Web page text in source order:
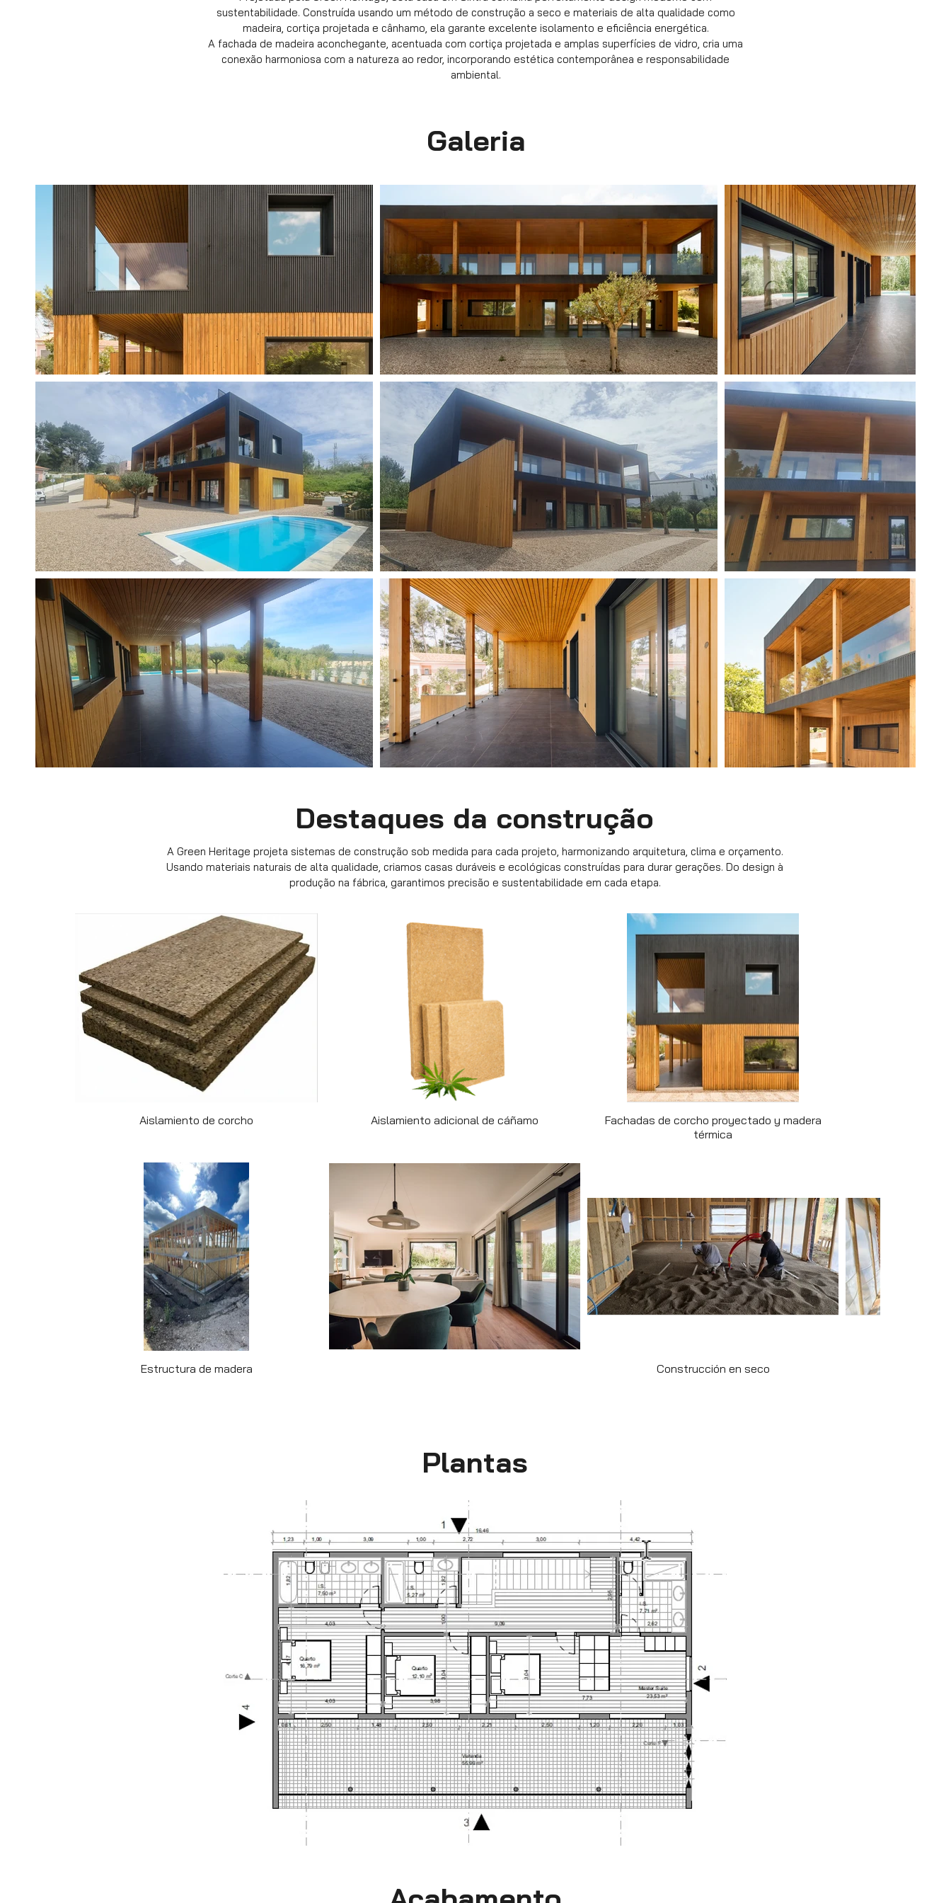
sustentabilidade. Construída usando um método de construção a seco e materiais de alta qualidade como
madeira, cortiça projetada e cânhamo, ela garante excelente isolamento e eficiência energética.
A fachada de madeira aconchegante, acentuada com cortiça projetada e amplas superfícies de vidro, cria uma
conexão harmoniosa com a natureza ao redor, incorporando estética contemporânea e responsabilidade
ambiental.
Galeria
Destaques da construção
A Green Heritage projeta sistemas de construção sob medida para cada projeto, harmonizando arquitetura, clima e orçamento.
Usando materiais naturais de alta qualidade, criamos casas duráveis e ecológicas construídas para durar gerações. Do design à
produção na fábrica, garantimos precisão e sustentabilidade em cada etapa.
Aislamiento de corcho Aislamiento adicional de cáñamo
Fachadas de corcho proyectado y madera
térmica
Estructura de madera Construcción en seco
Plantas